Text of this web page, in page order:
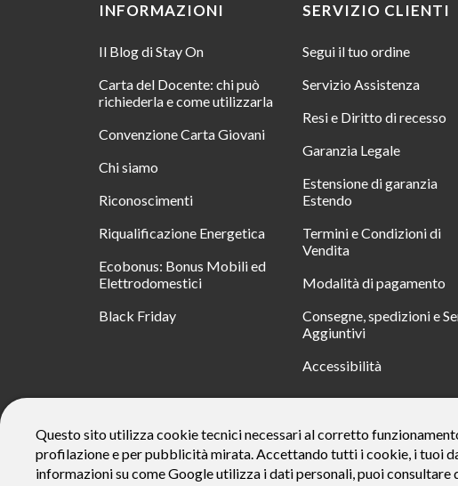
INFORMAZIONI
Il Blog di Stay On
Carta del Docente: chi può
richiederla e come utilizzarla
Convenzione Carta Giovani
Chi siamo
Riconoscimenti
Riqualificazione Energetica
Ecobonus: Bonus Mobili ed
Elettrodomestici
Black Friday
SERVIZIO CLIENTI
Segui il tuo ordine
Servizio Assistenza
Resi e Diritto di recesso
Garanzia Legale
Estensione di garanzia
Estendo
Termini e Condizioni di
Vendita
Modalità di pagamento
Consegne, spedizioni e
Aggiuntivi
Accessibilità
Messaggio pubblicitario con finalità promozionale. Offerta di credito
rate da € 40 costi accessori dell’offerta azzerati. Importo totale del credito
Questo sito utilizza cookie tecnici necessari al corretto
profilazione e per pubblicità mirata. Accettando tutti i cookie, i tuoi
informazioni su come Google utilizza i dati personali, puoi consultare